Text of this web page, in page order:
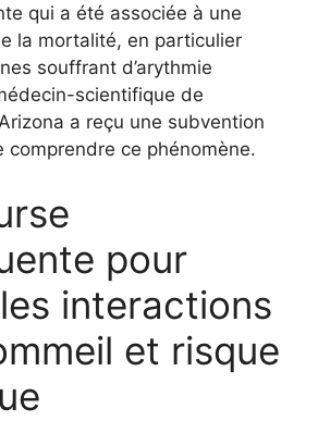
qui a été associée à une
la mortalité, en particulier
souffrant d’arythmie
scientifique de
a reçu une subvention
comprendre ce phénomène.
pour
interactions
et risque